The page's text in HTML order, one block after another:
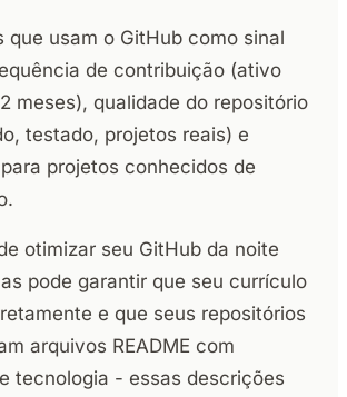
que usam o GitHub como sinal
de contribuição (ativo
meses), qualidade do repositório
testado, projetos reais) e
projetos conhecidos de
otimizar seu GitHub da noite
pode garantir que seu currículo
e que seus repositórios
arquivos README com
tecnologia - essas descrições